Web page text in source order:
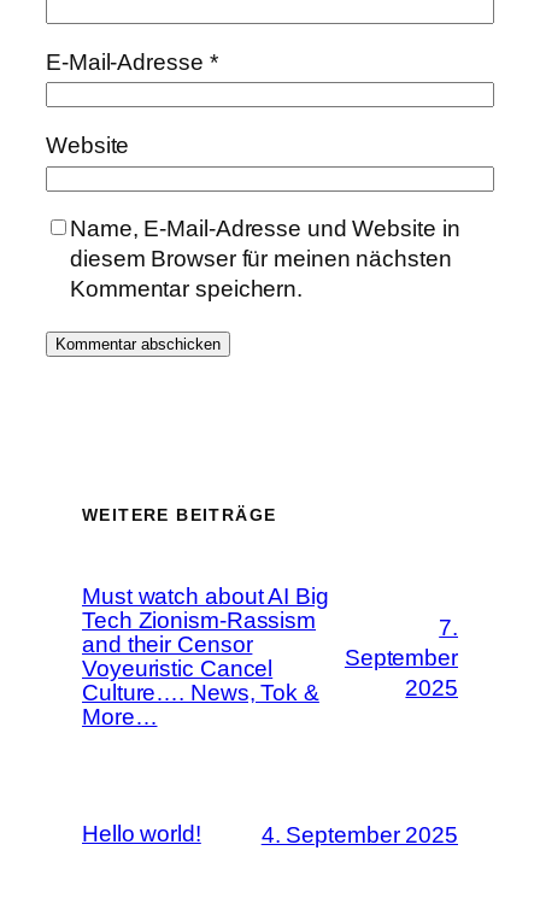
E-Mail-Adresse *
Website
Name, E-Mail-Adresse und Website in
diesem Browser für meinen nächsten
Kommentar speichern.
WEITERE BEITRÄGE
Must watch about AI Big
Tech Zionism-Rassism
and their Censor
Voyeuristic Cancel
Culture…. News, Tok &
More…
7.
September
2025
Hello world! 4. September 2025